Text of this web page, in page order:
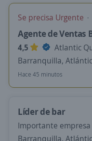
Se precisa Urgente
Agente de Ventas
4,5
Atlantic
Barranquilla,
Hace 45 minutos
Líder de bar
Importante
Barranquilla,